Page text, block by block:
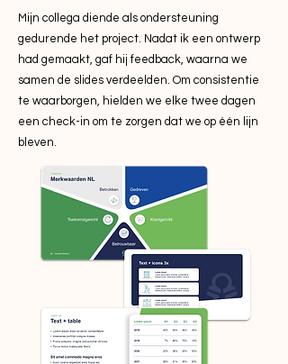
Mijn collega diende als ondersteuning
gedurende het project. Nadat ik een ontwerp
had gemaakt, gaf hij feedback, waarna we
samen de slides verdeelden. Om consistentie
te waarborgen, hielden we elke twee dagen
een check-in om te zorgen dat we op één lijn
bleven.